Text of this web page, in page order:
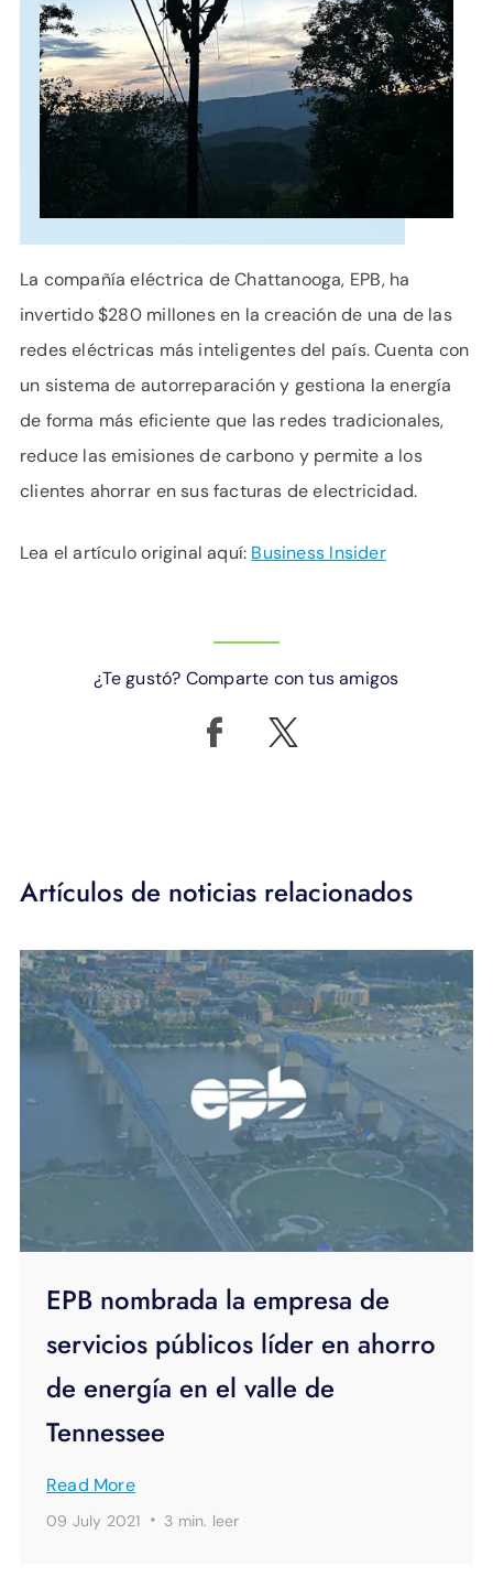
La compañía eléctrica de Chattanooga, EPB, ha
invertido $280 millones en la creación de una de las
redes eléctricas más inteligentes del país. Cuenta con
un sistema de autorreparación y gestiona la energía
de forma más eficiente que las redes tradicionales,
reduce las emisiones de carbono y permite a los
clientes ahorrar en sus facturas de electricidad.
Lea el artículo original aquí: Business Insider
¿Te gustó? Comparte con tus amigos
Artículos de noticias relacionados
EPB nombrada la empresa de
servicios públicos líder en ahorro
de energía en el valle de
Tennessee
Read More
09 July 2021 · 3 min. leer